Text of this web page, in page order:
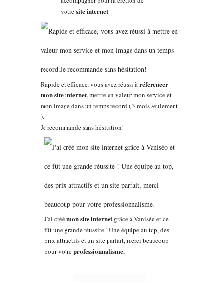
votresite internet
Rapide et efficace, vous avez réussi àréferencer
mon site internet, mettre en valeur mon service et
mon image dans un temps record ( 3 mois seulement
).
Je recommande sans hésitation!
J'ai créémon site internet grâce à Vaniséo et ce
fût une grande réussite ! Une équipe au top, des
prix attractifs et un site parfait, merci beaucoup
pour votreprofessionnalisme.